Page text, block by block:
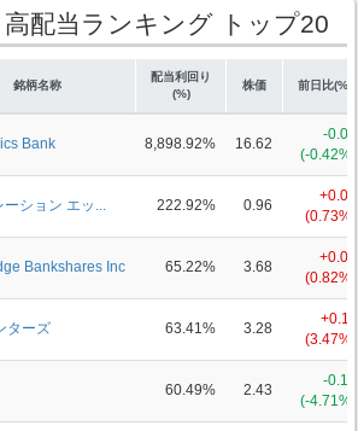
高配当ランキング トップ20
銘柄名称
配当利回り
(%)
株価 前日比(%)
Bank 8,898.92% 16.62
-0.07
(-0.42%)
ション エッ... 222.92% 0.96
+0.01
(0.73%)
Bankshares Inc 65.22% 3.68
+0.03
(0.82%)
ターズ 63.41% 3.28
+0.11
(3.47%)
60.49% 2.43
-0.12
(-4.71%)